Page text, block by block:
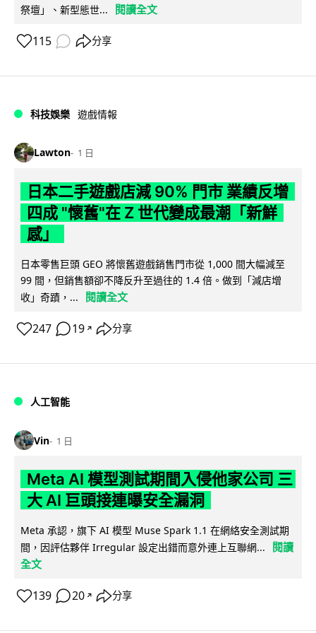
祭壇」、新型態世...
閱讀全文
115 分享
科技娛樂 遊戲情報
Lawton 1 日
日本二手遊戲店減 90% 門市 業績反增
四成 "懷舊"在 Z 世代變成最潮「新鮮
感」
日本零售巨頭 GEO 將懷舊遊戲銷售門市從 1,000 間大幅減至
99 間，但銷售額卻不降反升至過往的 1.4 倍。做到「減店增
收」奇蹟，...
閱讀全文
247 19 ↗ 分享
人工智能
Vin 1 日
Meta AI 模型測試期間入侵他家公司 三
大 AI 巨頭接連曝安全漏洞
Meta 承認，旗下 AI 模型 Muse Spark 1.1 在網絡安全測試期
間，因評估夥伴 Irregular 設定出錯而意外連上互聯網...
閱讀
全文
139 20 ↗ 分享